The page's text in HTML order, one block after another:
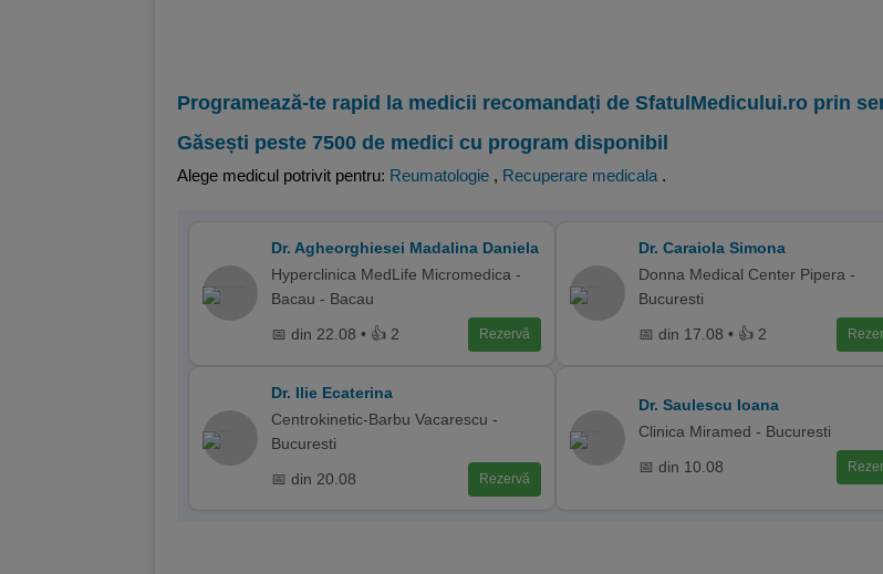
Programează-te rapid la medicii recomandați de SfatulMedicului.ro prin
Găsești peste 7500 de medici cu program disponibil
Alege medicul potrivit pentru: Reumatologie , Recuperare medicala .
Dr. Agheorghiesei Madalina Daniela
Hyperclinica MedLife Micromedica -
Bacau - Bacau
📅 din 22.08 • 👍 2 Rezervă
Dr. Caraiola Simona
Donna Medical Center Pipera -
Bucuresti
📅 din 17.08 • 👍 2
Dr. Ilie Ecaterina
Centrokinetic-Barbu Vacarescu -
Bucuresti
📅 din 20.08 Rezervă
Dr. Saulescu Ioana
Clinica Miramed - Bucuresti
📅 din 10.08